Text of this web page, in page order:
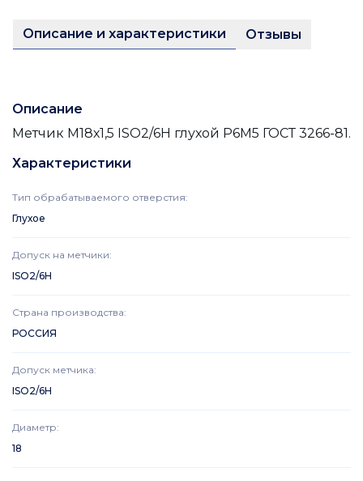
Описание и характеристики Отзывы
Описание
Метчик М18х1,5 ISO2/6H глухой Р6М5 ГОСТ 3266-81.
Характеристики
Тип обрабатываемого отверстия:
Глухое
Допуск на метчики:
ISO2/6H
Страна производства:
РОССИЯ
Допуск метчика:
ISO2/6H
Диаметр:
18